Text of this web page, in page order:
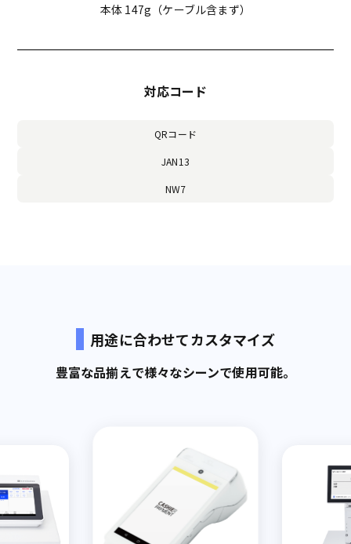
本体 147g（ケーブル含まず）
対応コード
QRコード
JAN13
NW7
用途に合わせてカスタマイズ
豊富な品揃えで様々なシーンで使用可能。